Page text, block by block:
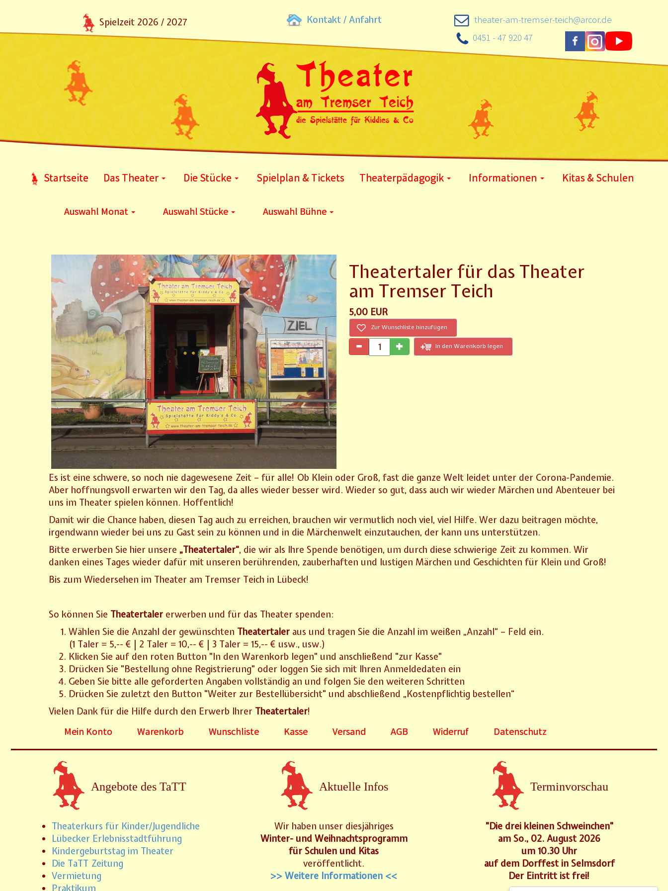
Spielzeit 2026 / 2027 Kontakt / Anfahrt
theater-am-tremser-teich@arcor.de
0451 - 47 920 47
Startseite Das Theater Die Stücke Spielplan & Tickets Theaterpädagogik Informationen Kitas & Schulen
Auswahl Monat Auswahl Stücke Auswahl Bühne
Theatertaler für das Theater
am Tremser Teich
5,00 EUR
Zur Wunschliste hinzufügen
In den Warenkorb legen
Es ist eine schwere, so noch nie dagewesene Zeit – für alle! Ob Klein oder Groß, fast die ganze Welt leidet unter der Corona-Pandemie.
Aber hoffnungsvoll erwarten wir den Tag, da alles wieder besser wird. Wieder so gut, dass auch wir wieder Märchen und Abenteuer bei
uns im Theater spielen können. Hoffentlich!
Damit wir die Chance haben, diesen Tag auch zu erreichen, brauchen wir vermutlich noch viel, viel Hilfe. Wer dazu beitragen möchte,
irgendwann wieder bei uns zu Gast sein zu können und in die Märchenwelt einzutauchen, der kann uns unterstützen.
Bitte erwerben Sie hier unsere „Theatertaler“, die wir als Ihre Spende benötigen, um durch diese schwierige Zeit zu kommen. Wir
danken eines Tages wieder dafür mit unseren berührenden, zauberhaften und lustigen Märchen und Geschichten für Klein und Groß!
Bis zum Wiedersehen im Theater am Tremser Teich in Lübeck!
So können Sie Theatertalererwerben und für das Theater spenden:
Wählen Sie die Anzahl der gewünschten Theatertaleraus und tragen Sie die Anzahl im weißen „Anzahl“ – Feld ein.
(1 Taler = 5,-- € | 2 Taler = 10,-- € | 3 Taler = 15,-- € usw., usw.)
Klicken Sie auf den roten Button "In den Warenkorb legen" und anschließend "zur Kasse"
Drücken Sie "Bestellung ohne Registrierung" oder loggen Sie sich mit Ihren Anmeldedaten ein
Geben Sie bitte alle geforderten Angaben vollständig an und folgen Sie den weiteren Schritten
Drücken Sie zuletzt den Button "Weiter zur Bestellübersicht" und abschließend „Kostenpflichtig bestellen“
Vielen Dank für die Hilfe durch den Erwerb Ihrer Theatertaler!
Mein Konto
Warenkorb Wunschliste Kasse Versand AGB Widerruf Datenschutz
Angebote des TaTT
Theaterkurs für Kinder/Jugendliche
Lübecker Erlebnisstadtführung
Kindergeburtstag im Theater
Die TaTT Zeitung
Vermietung
Praktikum
Aktuelle Infos
Wir haben unser diesjähriges
Winter- und Weihnachtsprogramm
für Schulen und Kitas
veröffentlicht.
>> Weitere Informationen <<
Terminvorschau
"Die drei kleinen Schweinchen"
am So., 02. August 2026
um 10.30 Uhr
auf dem Dorffest in Selmsdorf
Der Eintritt ist frei!